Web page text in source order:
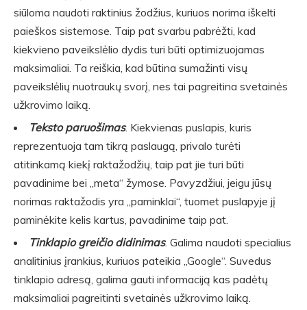
siūloma naudoti raktinius žodžius, kuriuos norima iškelti
paieškos sistemose. Taip pat svarbu pabrėžti, kad
kiekvieno paveikslėlio dydis turi būti optimizuojamas
maksimaliai. Ta reiškia, kad būtina sumažinti visų
paveikslėlių nuotraukų svorį, nes tai pagreitina svetainės
užkrovimo laiką.
Teksto paruošimas. Kiekvienas puslapis, kuris
reprezentuoja tam tikrą paslaugą, privalo turėti
atitinkamą kiekį raktažodžių, taip pat jie turi būti
pavadinime bei „meta“ žymose. Pavyzdžiui, jeigu jūsų
norimas raktažodis yra „paminklai“, tuomet puslapyje jį
paminėkite kelis kartus, pavadinime taip pat.
Tinklapio greičio didinimas. Galima naudoti specialius
analitinius įrankius, kuriuos pateikia „Google“. Suvedus
tinklapio adresą, galima gauti informaciją kas padėtų
maksimaliai pagreitinti svetainės užkrovimo laiką.